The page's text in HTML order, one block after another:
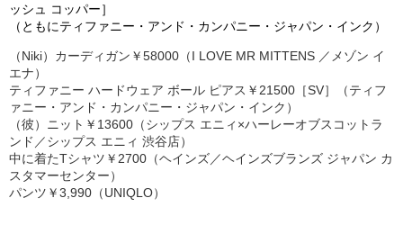
ッシュ コッパー］
（ともにティファニー・アンド・カンパニー・ジャパン・インク）
（ Niki）カーディガン￥ 58000 （ I LOVE MR MITTENS ／メゾン イ
エナ）
ティファニー ハードウェア ボール ピアス￥ 21 500 ［SV］（ティフ
ァニー・アンド・カンパニー・ジャパン・インク）
（彼）ニット￥ 13600 （シップス エニィ×ハーレーオブスコットラ
ンド／シップス エニィ 渋谷店）
中に着たTシャツ￥ 2700 （ヘインズ／ヘインズブランズ ジャパン カ
スタマーセンター）
パンツ￥ 3 990 （ UNIQLO）